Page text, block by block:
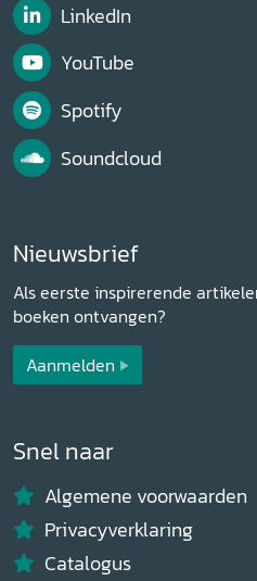
LinkedIn
YouTube
Spotify
Soundcloud
Nieuwsbrief
Als eerste inspirerende
boeken ontvangen?
Aanmelden
Snel naar
Algemene voorwaarden
Privacyverklaring
Catalogus